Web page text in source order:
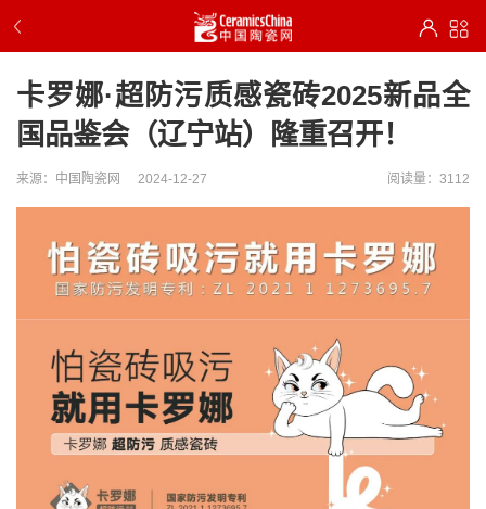
卡罗娜·超防污质感瓷砖2025新品全
国品鉴会（辽宁站）隆重召开！
来源：中国陶瓷网 2024-12-27 阅读量：3112